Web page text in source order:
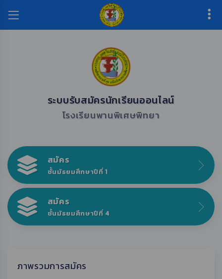
ระบบรับสมัครนักเรียนออนไลน์
โรงเรียนพานพิเศษพิทยา
สมัคร
ชั้นมัธยมศึกษาปีที่ 1
สมัคร
ชั้นมัธยมศึกษาปีที่ 4
ภาพรวมการสมัคร